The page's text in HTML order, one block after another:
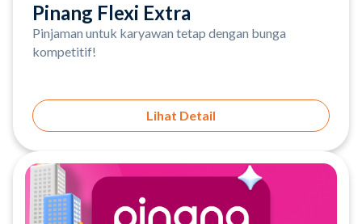
Pinang Flexi Extra
Pinjaman untuk karyawan tetap dengan bunga
kompetitif!
Lihat Detail